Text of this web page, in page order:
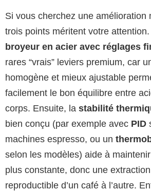
Si vous cherchez une amélioration
trois points méritent votre attention.
broyeur en acier avec réglages
rares “vrais” leviers premium, car
homogène et mieux ajustable
facilement le bon équilibre entre
corps. Ensuite, la stabilité
bien conçu (par exemple avec PID
machines espresso, ou un
selon les modèles) aide à
plus constante, donc une
reproductible d’un café à l’autre.